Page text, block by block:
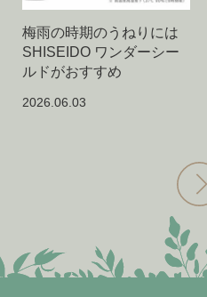
梅雨の時期のうねりには
SHISEIDO ワンダーシー
ルドがおすすめ
2026.06.03